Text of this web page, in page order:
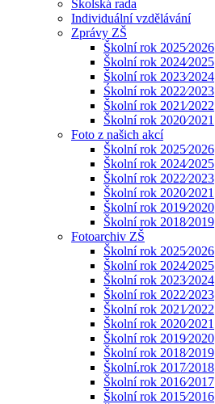
Školská rada
Individuální vzdělávání
Zprávy ZŠ
Školní rok 2025⁄2026
Školní rok 2024⁄2025
Školní rok 2023⁄2024
Śkolní rok 2022⁄2023
Školní rok 2021⁄2022
Školní rok 2020⁄2021
Foto z našich akcí
Školní rok 2025⁄2026
Školní rok 2024⁄2025
Školní rok 2022⁄2023
Školní rok 2020⁄2021
Školní rok 2019⁄2020
Školní rok 2018⁄2019
Fotoarchiv ZŠ
Školní rok 2025⁄2026
Školní rok 2024⁄2025
Školní rok 2023⁄2024
Školní rok 2022⁄2023
Školní rok 2021⁄2022
Školní rok 2020⁄2021
Školní rok 2019⁄2020
Školní rok 2018⁄2019
Školní.rok 2017⁄2018
Školní rok 2016⁄2017
Školní rok 2015⁄2016